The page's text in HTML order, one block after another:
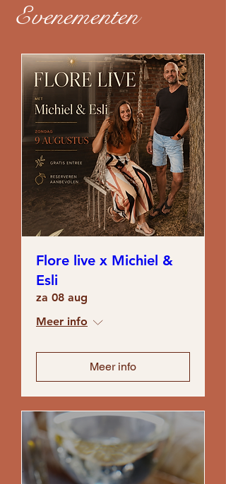
Evenementen
Flore live x Michiel &
Esli
za 08 aug
Meer info
Meer info